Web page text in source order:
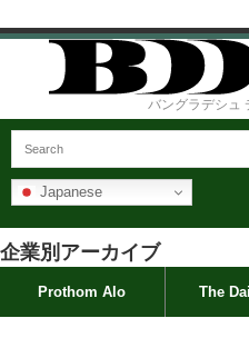
バングラデシュ
Japanese
企業別アーカイブ
Prothom Alo The